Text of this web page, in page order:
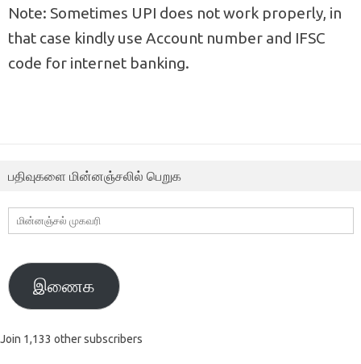
Note: Sometimes UPI does not work properly, in
that case kindly use Account number and IFSC
code for internet banking.
பதிவுகளை மின்னஞ்சலில் பெறுக
மின்னஞ்சல்
முகவரி
இணைக
Join 1,133 other subscribers